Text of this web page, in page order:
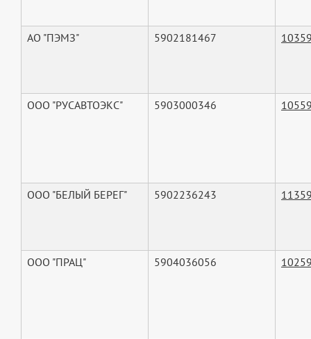
АО "ПЭМЗ" 5902181467
ООО "РУСАВТОЭКС" 5903000346
ООО "БЕЛЫЙ БЕРЕГ" 5902236243
ООО "ПРАЦ" 5904036056